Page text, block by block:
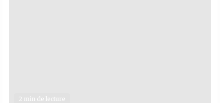
2 min de lecture